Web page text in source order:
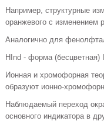
Например, структурные
оранжевого с изменением
Аналогично для
HInd - форма
Ионная и хромофорная
образуют ионно-
Наблюдаемый переход
основного индикатора в